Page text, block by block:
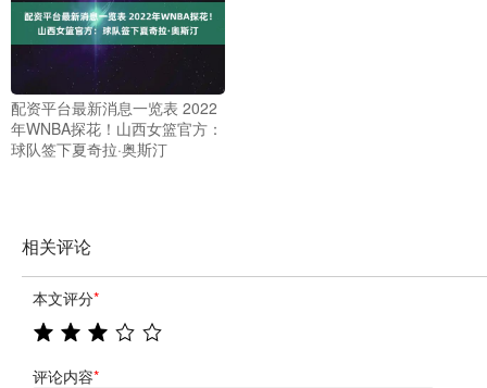
配资平台最新消息一览表 2022
年WNBA探花！山西女篮官方：
球队签下夏奇拉·奥斯汀
相关评论
本文评分*
评论内容*